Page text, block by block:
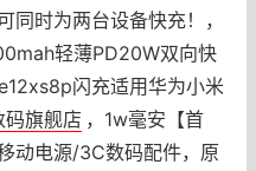
同时为两台设备快充！，
轻薄PD20W双向快
闪充适用华为小米
码旗舰店 ，1w毫安【首
动电源/3C数码配件，原